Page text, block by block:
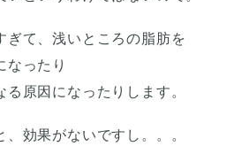
ぎて、浅いところの脂肪を
なったり
原因になったりします。
効果がないですし。。。